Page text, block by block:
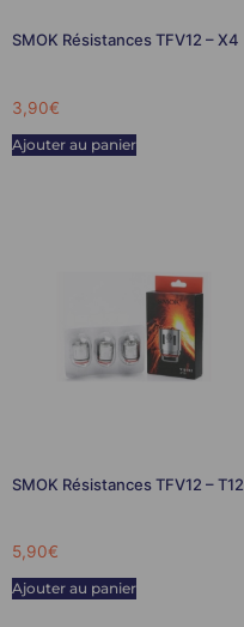
SMOK Résistances TFV12 – X4
3,90€
Ajouter au panier
SMOK Résistances TFV12 – T12
5,90€
Ajouter au panier